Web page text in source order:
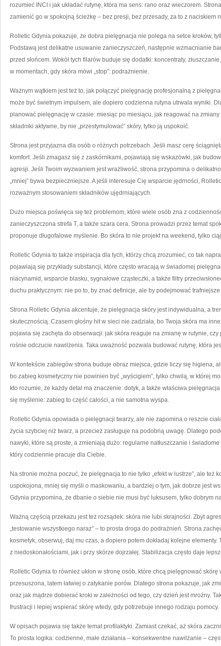
rozumieć INCI i jak układać rutynę, która ma sens: rano oraz wieczorem.
zamienić go w spokojną ścieżkę – bez presji, bez przesady, za to z naciskiem
Rolletic Gdynia pokazuje, że dobra pielęgnacja nie polega na setce kroków,
Podstawą jest delikatne usuwanie zanieczyszczeń, następnie wzmacnianie
przed słońcem. Wokół tych filarów buduje się dodatki: koncentraty,
w momentach, gdy skóra mówi „stop”: podrażnienie.
Ważnym wątkiem jest też to, jak połączyć pielęgnację profesjonalną z
może być świetnym impulsem, ale dopiero codzienna rutyna utrwala wyniki.
planować pielęgnację w czasie: miesiąc po miesiącu, jak reagować na
składniki aktywne, by nie „przestymulować” skóry, tylko ją uspokoić.
Strona jest przyjazna dla osób o różnych potrzebach. Jeśli masz cerę
komfort. Jeśli zmagasz się z zaskórnikami, pojawiają się wskazówki, jak
agresji. Jeśli Twoim wyzwaniem jest wrażliwość, strona przypomina o
„mniej” bywa bezpieczniejsze. A jeśli interesuje Cię wsparcie jędrności,
rozważnym stosowaniem składników ujędrniających.
Dużo miejsca poświęca się też problemom, które wiele osób zna z
zanieczyszczona strefa T, a także szara cera. Strona prowadzi przez temat
proponuje długofalowe myślenie. Bo skóra to nie projekt na weekend, tylko
Rolletic Gdynia to także inspiracja dla tych, którzy chcą zrozumieć, co tak
pojawiają się przykłady substancji, które często wracają w świadomej
niacynamid, wsparcie blasku, sygnałowe cząsteczki, a także filtry
duchu praktycznym: nie po to, by znać definicje, ale by podejmować trafniejsze
Strona Rolletic Gdynia akcentuje, że pielęgnacja skóry jest indywidualna, a
skutecznością. Czasem głośny hit w sieci nie zadziała, bo Twoja skóra ma
pojawia się zachęta do obserwacji: jak skóra reaguje na zmianę w rutynie,
rośnie odczucie nawilżenia. Taka uważność pozwala budować rutynę, która
W kontekście zabiegów strona buduje obraz miejsca, gdzie liczy się higiena,
bo zabieg kosmetyczny nie powinien być „wyścigiem”, tylko chwilą, w której
kto rozumie, że każdy detal ma znaczenie: dotyk, a także właściwa
się myślenie: zabieg to część całości, a nie samotna wyspa.
Rolletic Gdynia opowiada o pielęgnacji twarzy, ale nie zapomina o reszcie
życia szybciej niż twarz, a przecież zasługuje na podobną uwagę. Dlatego
nawyki, które są proste, a zmieniają dużo: regularne natłuszczanie i
który codziennie pracuje dla Ciebie.
Na stronie można poczuć, że pielęgnacja to nie tylko „efekt w lustrze”, ale też
uspokojona, mniej się myśli o maskowaniu, a bardziej o tym, jak dobrze jest
Gdynia przypomina, że dbanie o siebie nie musi być luksusem, tylko dobrym
Ważną częścią przekazu jest też rozsądek: skóra nie lubi skrajności. Zbyt
„testowanie wszystkiego naraz” – to prosta droga do podrażnień. Strona
kosmetyk, obserwuj, daj mu czas, a dopiero potem dokładaj kolejne
z niedoskonałościami, jak i przy skórze dojrzałej. Stabilizacja często daje
Rolletic Gdynia to również ukłon w stronę osób, które chcą pielęgnować
przesuszona, latem łatwiej o zatykanie porów. Dlatego strona pokazuje, jak
oraz jak mądrze dobierać kroki w zależności od tego, czy dzień jest mroźny.
frustracji i lepiej wspierać skórę wtedy, gdy potrzebuje innego rodzaju pomocy.
W opisach pojawia się także temat profilaktyki. Zamiast czekać, aż skóra
To prosta logika: codzienne, małe działania – konsekwentne nawilżanie –